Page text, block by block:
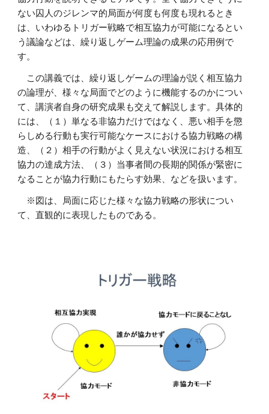
ない囚人のジレンマ的局面が何度も何度も現れるとき
は、いわゆるトリガー戦略で相互協力が可能になるとい
う議論などは、繰り返しゲーム理論の成果の応用例で
す。
この講義では、繰り返しゲームの理論が説く相互協力
の論理が、様々な局面でどのように機能するのかについ
て、講演者自身の研究成果も交えて解説します。具体的
には、（１）単なる非協力だけではなく、悪い相手を懲
らしめる行動も実行可能なケースにおける協力戦略の構
造、（２）相手の行動がよく見えない状況における相互
協力の達成方法、（３）当事者間の長期的関係が緊密に
なることが協力行動にもたらす効果、などを扱います。
※図は、局面に応じた様々な協力戦略の形状につい
て、直観的に表現したものである。